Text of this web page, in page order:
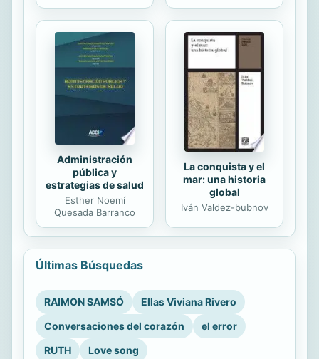
Administración
pública y
estrategias de salud
Esther Noemí
Quesada Barranco
La conquista y el
mar: una historia
global
Iván Valdez-bubnov
Últimas Búsquedas
RAIMON SAMSÓ
Ellas Viviana Rivero
Conversaciones del corazón
el error
RUTH
Love song